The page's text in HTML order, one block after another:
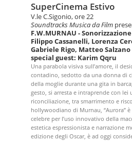
SuperCinema Estivo
V.le C.Sigonio, ore 22
Soundtracks Musica da Film
F.W.MURNAU - S
Filippo Cassanelli, Lorenza
Gabriele Rigo, Matteo Salzano
special guest: Karim Qqru
Una parabola visiva sull’amore, il
contadino, sedotto da una donna di
della moglie durante una gita in
gesto, si arresta e intraprende con lei
riconciliazione, tra smarrimento e
hollywoodiano di Murnau, “Aurora”
celebre per l’uso innovativo della
estetica espressionista e narrazione
edizione degli Oscar, è ad oggi